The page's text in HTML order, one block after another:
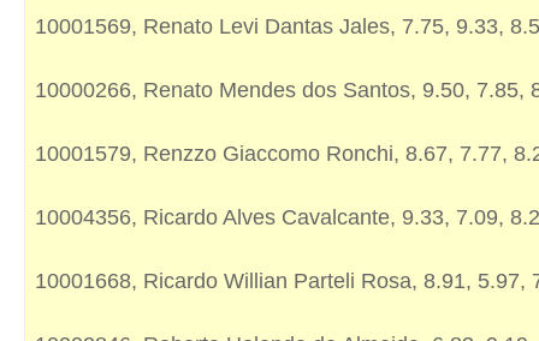
10001569, Renato Levi Dantas Jales, 7.75, 9.33,
10000266, Renato Mendes dos Santos, 9.50, 7.85,
10001579, Renzzo Giaccomo Ronchi, 8.67, 7.77,
10004356, Ricardo Alves Cavalcante, 9.33, 7.09,
10001668, Ricardo Willian Parteli Rosa, 8.91, 5.97,